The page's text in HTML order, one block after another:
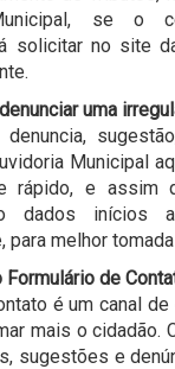
se o
solicitar no site
uma
denuncia,
Municipal
rápido, e assim
dados inícios
para melhor
Formulário de
é um canal
mais o cidadão.
sugestões e